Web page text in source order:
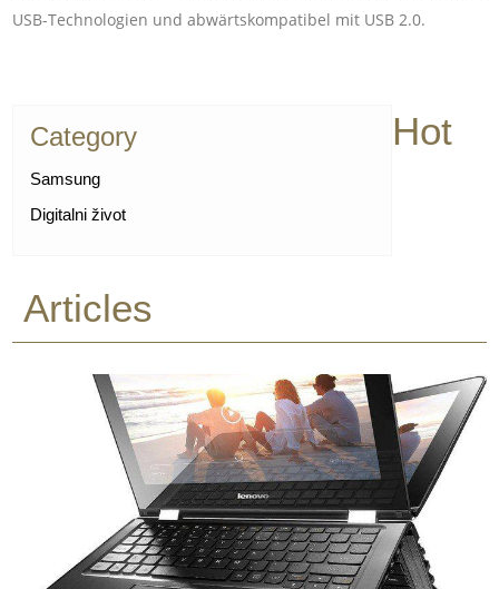
USB-Technologien und abwärtskompatibel mit USB 2.0.
Category
Samsung
Digitalni život
Hot
Articles